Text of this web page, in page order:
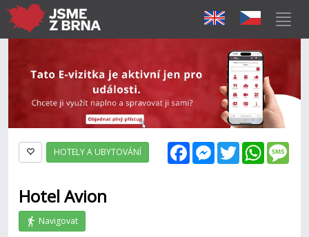
FacebookMessenger
Twitter
HOTELY A UBYTOVÁNÍ
Hotel Avion
Navigovat